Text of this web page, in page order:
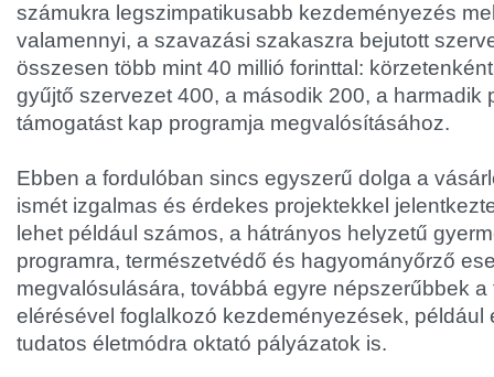
számukra legszimpatikusabb kezdeményezés
valamennyi, a szavazási szakaszra bejutott
összesen több mint 40 millió forinttal:
gyűjtő szervezet 400, a második 200, a harmadik
támogatást kap programja megvalósításához.
Ebben a fordulóban sincs egyszerű dolga a
ismét izgalmas és érdekes projektekkel
lehet például számos, a hátrányos helyzetű
programra, természetvédő és hagyományőrző
megvalósulására, továbbá egyre népszerűbbek
elérésével foglalkozó kezdeményezések, például
tudatos életmódra oktató pályázatok is.